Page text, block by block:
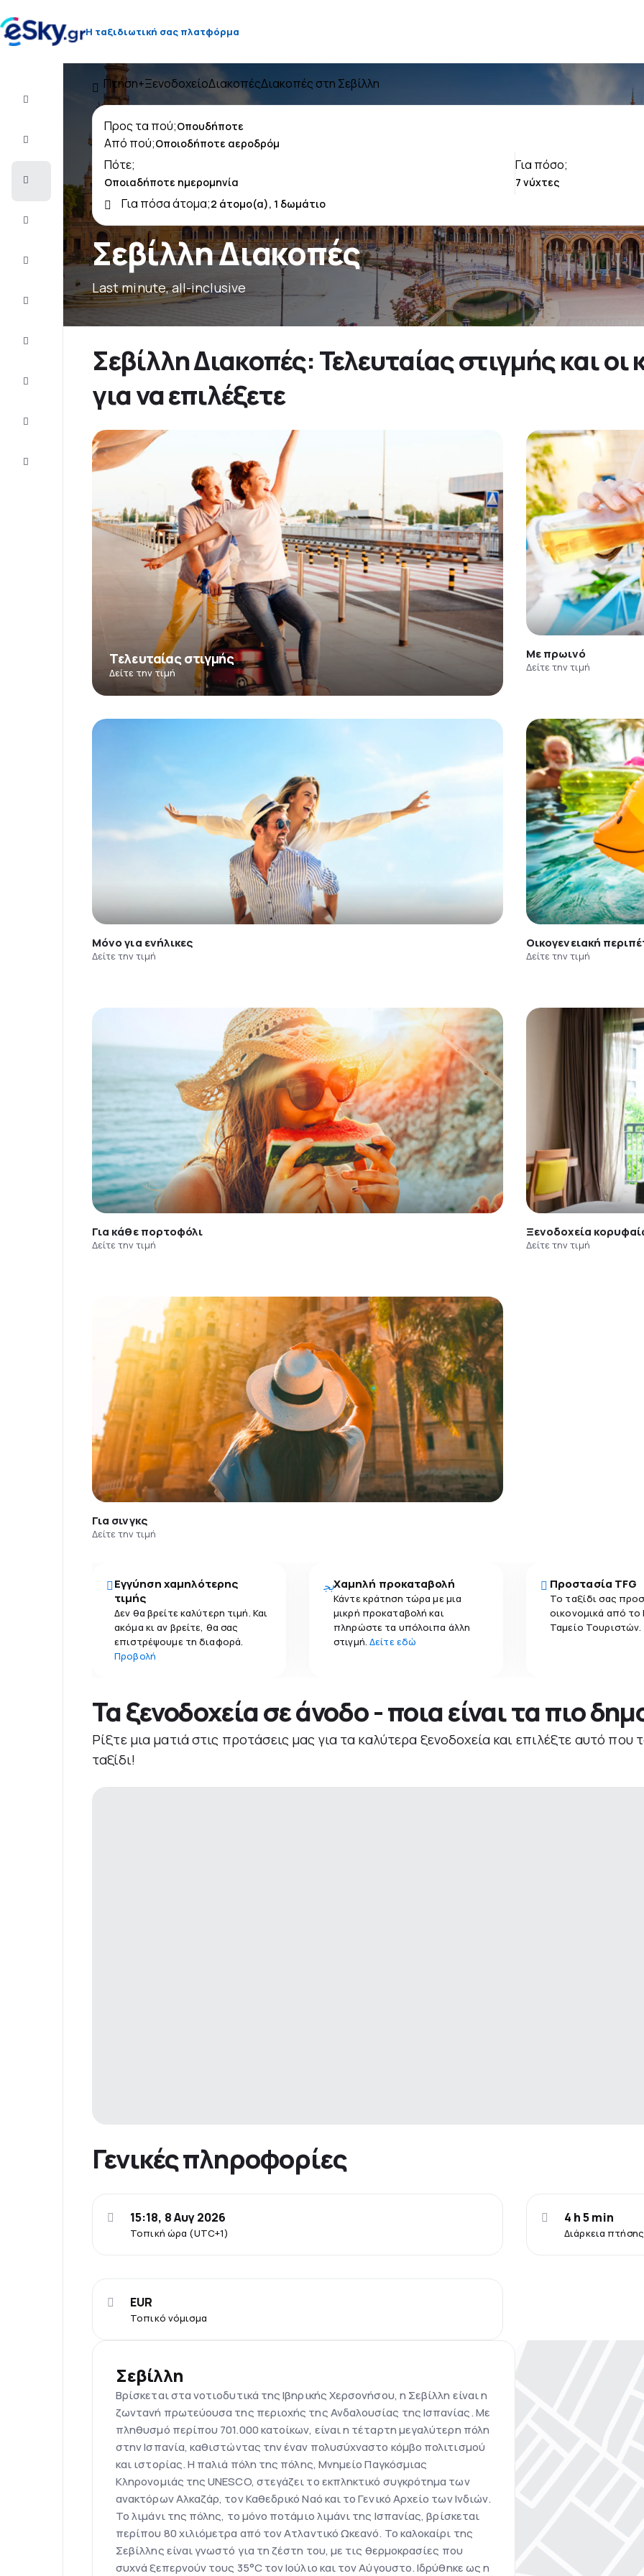
Η ταξιδιωτική σας πλατφόρμα
Πτήση+Ξενοδοχείο
Διακοπές
Τελευταίας
στιγμής
Διαμονή
Eξυπηρέτηση
Πτήση+ΞενοδοχείοΔιακοπέςΔιακοπές στη Σεβίλλη
Σεβίλλη Διακοπές
Last minute, all-inclusive
Προς τα πού;
Από πού;
Πότε;
Για πόσο;
Για πόσα άτομα;
Σεβίλλη Διακοπές: Τελευταίας στιγμής και
για να επιλέξετε
Τελευταίας στιγμής
Δείτε την τιμή
Με πρωινό
Δείτε την τιμή
Μόνο για ενήλικες
Δείτε την τιμή
Οικογενειακή
Δείτε την τιμή
Για κάθε πορτοφόλι
Δείτε την τιμή
Ξενοδοχεία
Δείτε την τιμή
Για σινγκς
Δείτε την τιμή
Εγγύηση χαμηλότερης
τιμής
Δεν θα βρείτε καλύτερη τιμή. Και
ακόμα κι αν βρείτε, θα σας
επιστρέψουμε τη διαφορά.
Προβολή
Χαμηλή προκαταβολή
Κάντε κράτηση τώρα με μια
μικρή προκαταβολή και
πληρώστε τα υπόλοιπα άλλη
στιγμή.Δείτε εδώ
Προστασία TFG
Το ταξίδι σας
οικονομικά από το
Ταμείο Τουριστών.
Τα ξενοδοχεία σε άνοδο - ποια είναι τα πιο
Ρίξτε μια ματιά στις προτάσεις μας για τα καλύτερα ξενοδοχεία και επιλέξτε αυτό που
ταξίδι!
Γενικές πληροφορίες
Τοπική ώρα (UTC+1)
15:18, 8 Αυγ 2026
Διάρκεια
4 h 5 min
Τοπικό νόμισμα
EUR
Σεβίλλη
Βρίσκεται στα νοτιοδυτικά της Ιβηρικής Χερσονήσου, η Σεβίλλη είναι η
ζωντανή πρωτεύουσα της περιοχής της Ανδαλουσίας της Ισπανίας. Με
πληθυσμό περίπου 701.000 κατοίκων, είναι η τέταρτη μεγαλύτερη πόλη
στην Ισπανία, καθιστώντας την έναν πολυσύχναστο κόμβο πολιτισμού
και ιστορίας. Η παλιά πόλη της πόλης, Μνημείο Παγκόσμιας
Κληρονομιάς της UNESCO, στεγάζει το εκπληκτικό συγκρότημα των
ανακτόρων Αλκαζάρ, τον Καθεδρικό Ναό και το Γενικό Αρχείο των Ινδιών.
Το λιμάνι της πόλης, το μόνο ποτάμιο λιμάνι της Ισπανίας, βρίσκεται
περίπου 80 χιλιόμετρα από τον Ατλαντικό Ωκεανό. Το καλοκαίρι της
Σεβίλλης είναι γνωστό για τη ζέστη του, με τις θερμοκρασίες που
συχνά ξεπερνούν τους 35°C τον Ιούλιο και τον Αύγουστο. Ιδρύθηκε ως η